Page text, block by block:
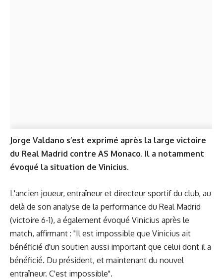
Jorge Valdano s’est exprimé après la large victoire
du Real Madrid contre AS Monaco. Il a notamment
évoqué la situation de Vinicius.
L'ancien joueur, entraîneur et directeur sportif du club, au
delà de son analyse de la performance du Real Madrid
(victoire 6-1), a également évoqué Vinicius après le
match, affirmant : "Il est impossible que Vinicius ait
bénéficié d'un soutien aussi important que celui dont il a
bénéficié. Du président, et maintenant du nouvel
entraîneur. C'est impossible".